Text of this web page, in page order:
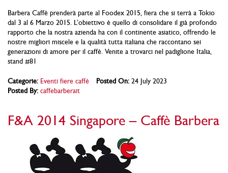
Barbera Caffè prenderà parte al Foodex 2015, fiera che si terrà a Tokio
dal 3 al 6 Marzo 2015. L’obiettivo è quello di consolidare il già profondo
rapporto che la nostra azienda ha con il continente asiatico, offrendo le
nostre migliori miscele e la qualità tutta italiana che raccontano sei
generazioni di amore per il caffè. Venite a trovarci nel padiglione Italia,
stand #81
Categorie: Eventi fiere caffè Posted On: 24 July 2023
Posted By: caffebarberait
F&A 2014 Singapore – Caffè Barbera